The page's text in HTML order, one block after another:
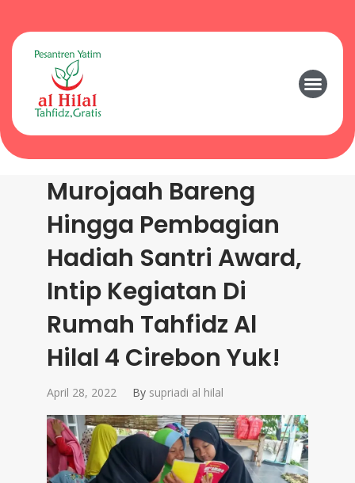
Murojaah Bareng
Hingga Pembagian
Hadiah Santri Award,
Intip Kegiatan Di
Rumah Tahfidz Al
Hilal 4 Cirebon Yuk!
April 28, 2022 By supriadi al hilal